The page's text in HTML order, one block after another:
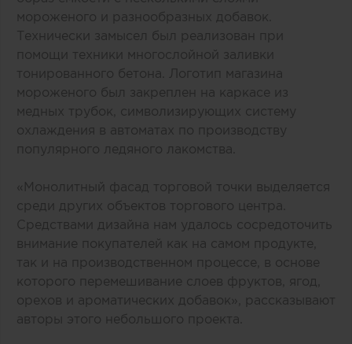
мороженого и разнообразных добавок.
Технически замысел был реализован при
помощи техники многослойной заливки
тонированного бетона. Логотип магазина
мороженого был закреплен на каркасе из
медных трубок, символизирующих систему
охлаждения в автоматах по производству
популярного ледяного лакомства.
«Монолитный фасад торговой точки выделяется
среди других объектов торгового центра.
Средствами дизайна нам удалось сосредоточить
внимание покупателей как на самом продукте,
так и на производственном процессе, в основе
которого перемешивание слоев фруктов, ягод,
орехов и ароматических добавок», рассказывают
авторы этого небольшого проекта.